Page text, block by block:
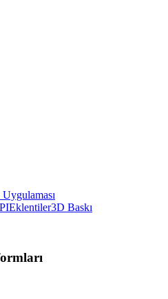
Eklentiler3D Baskı